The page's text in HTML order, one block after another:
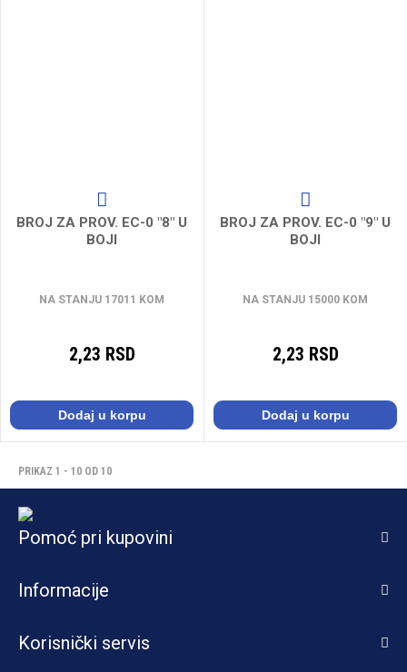
BROJ ZA PROV. EC-0 "8" U
BOJI
NA STANJU 17011 KOM
2,23 RSD
Dodaj u korpu
BROJ ZA PROV. EC-0 "9" U
BOJI
NA STANJU 15000 KOM
2,23 RSD
Dodaj u korpu
PRIKAZ 1 - 10 OD 10
Pomoć pri kupovini
Informacije
Korisnički servis